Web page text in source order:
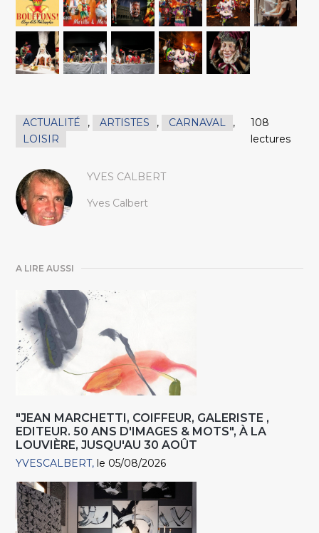
ACTUALITÉ , ARTISTES , CARNAVAL
,
LOISIR
108
lectures
YVES CALBERT
Yves Calbert
A LIRE AUSSI
"JEAN MARCHETTI, COIFFEUR, GALERISTE ,
EDITEUR. 50 ANS D'IMAGES & MOTS", À LA
LOUVIÈRE, JUSQU'AU 30 AOÛT
YVESCALBERT le 05/08/2026